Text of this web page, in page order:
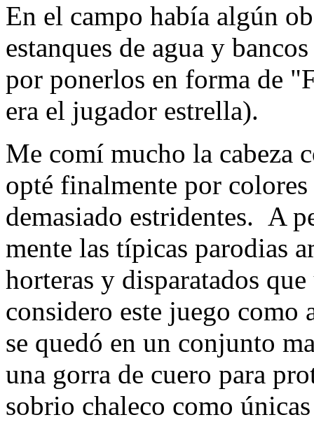
En el campo había algún
estanques de agua y
por ponerlos en forma de
era el jugador estrella).
Me comí mucho la cabeza
opté finalmente por
demasiado estridentes. A
mente las típicas parodias
horteras y disparatados
considero este juego como
se quedó en un conjunto
una gorra de cuero para
sobrio chaleco como